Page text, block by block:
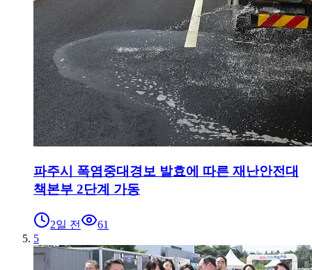
파주시 폭염중대경보 발효에 따른 재난안전대
책본부 2단계 가동
2일 전
61
5